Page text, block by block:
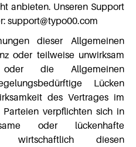
anbieten. Unseren Support
support@typo00.com
dieser Allgemeinen
oder teilweise unwirksam
die Allgemeinen
Lücken
des Vertrages im
verpflichten sich in
oder lückenhafte
wirtschaftlich diesen